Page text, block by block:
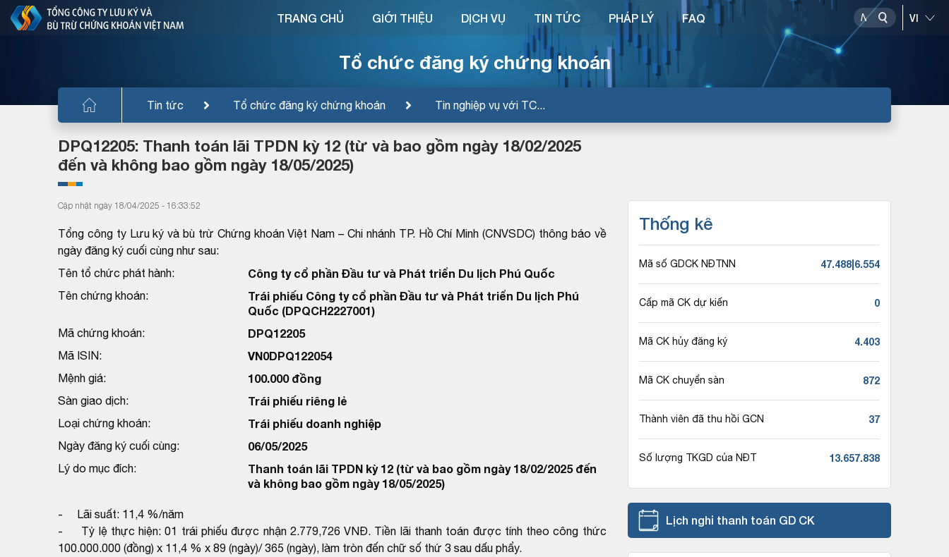
Tổ chức đăng ký chứng khoán
Tin tức Tổ chức đăng ký chứng khoán Tin nghiệp vụ với TC...
TRANG CHỦ GIỚI THIỆU DỊCH VỤ TIN TỨC PHÁP LÝ FAQ
DPQ12205: Thanh toán lãi TPDN kỳ 12 (từ và bao gồm ngày 18/02/2025
đến và không bao gồm ngày 18/05/2025)
Cập nhật ngày 18/04/2025 - 16:33:52
Tổng công ty Lưu ký và bù trừ Chứng khoán Việt Nam – Chi nhánh TP. Hồ Chí Minh (CNVSDC) thông báo về
ngày đăng ký cuối cùng như sau:
Tên tổ chức phát hành:
Công ty cổ phần Đầu tư và Phát triển Du lịch Phú Quốc
Tên chứng khoán:
Trái phiếu Công ty cổ phần Đầu tư và Phát triển Du lịch Phú
Quốc (DPQCH2227001)
Mã chứng khoán: DPQ12205
Mã ISIN: VN0DPQ122054
Mệnh giá: 100.000 đồng
Sàn giao dịch: Trái phiếu riêng lẻ
Loại chứng khoán: Trái phiếu doanh nghiệp
Ngày đăng ký cuối cùng: 06/05/2025
Lý do mục đích:
Thanh toán lãi TPDN kỳ 12 (từ và bao gồm ngày 18/02/2025 đến
và không bao gồm ngày 18/05/2025)
- Lãi suất: 11,4 %/năm
- Tỷ lệ thực hiện: 01 trái phiếu được nhận 2.779,726 VNĐ. Tiền lãi thanh toán được tính theo công thức
100.000.000 (đồng) x 11,4 % x 89 (ngày)/ 365 (ngày), làm tròn đến chữ số thứ 3 sau dấu phẩy.
Thống kê
Mã số GDCK NĐTNN 47.488|6.554
Cấp mã CK dự kiến 0
Mã CK hủy đăng ký 4.403
Mã CK chuyển sàn 872
Thành viên đã thu hồi GCN 37
Số lượng TKGD của NĐT 13.657.838
Lịch nghỉ thanh toán GD CK